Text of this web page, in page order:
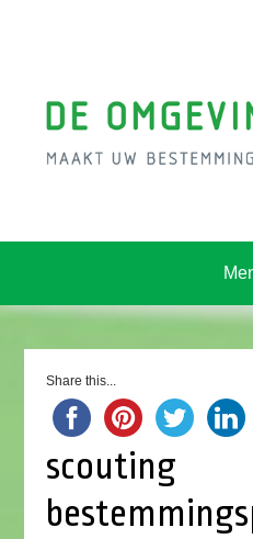
Share this...
scouting